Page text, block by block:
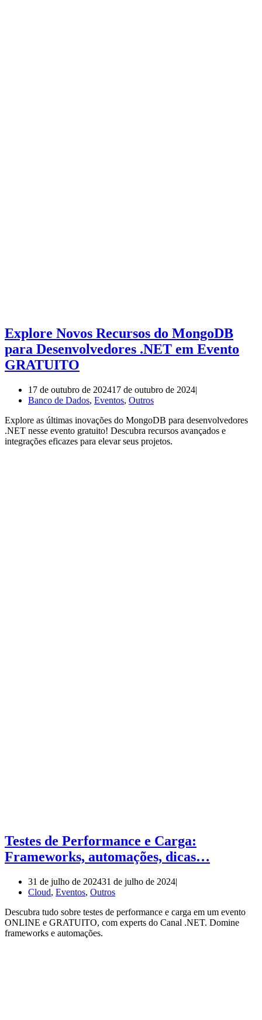
Explore Novos Recursos do MongoDB
para Desenvolvedores .NET em Evento
GRATUITO
17 de outubro de 202417 de outubro de 2024
Banco de Dados, Eventos, Outros
Explore as últimas inovações do MongoDB para desenvolvedores
.NET nesse evento gratuito! Descubra recursos avançados e
integrações eficazes para elevar seus projetos.
Testes de Performance e Carga:
Frameworks, automações, dicas…
31 de julho de 202431 de julho de 2024
Cloud, Eventos, Outros
Descubra tudo sobre testes de performance e carga em um evento
ONLINE e GRATUITO, com experts do Canal .NET. Domine
frameworks e automações.